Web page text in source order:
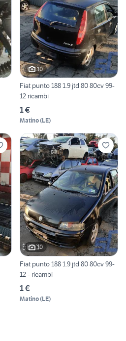
10
Fiat punto 188 1.9 jtd 80 80cv 99-
12 ricambi
1 €
Matino(LE)
10
Fiat punto 188 1.9 jtd 80 80cv 99-
12 - ricambi
1 €
Matino(LE)